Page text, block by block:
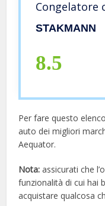
Congelatore
e Manici
Viaggi,
STAKMANN
8.5
Per fare questo
auto dei migliori
Aequator.
Nota: assicurati che
funzionalità di cui hai
acquistare qualcosa